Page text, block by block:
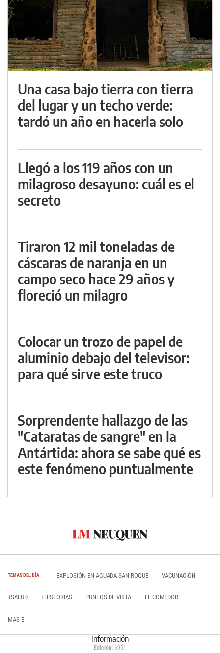
Una casa bajo tierra con tierra
del lugar y un techo verde:
tardó un año en hacerla solo
Llegó a los 119 años con un
milagroso desayuno: cuál es el
secreto
Tiraron 12 mil toneladas de
cáscaras de naranja en un
campo seco hace 29 años y
floreció un milagro
Colocar un trozo de papel de
aluminio debajo del televisor:
para qué sirve este truco
Sorprendente hallazgo de las
"Cataratas de sangre" en la
Antártida: ahora se sabe qué es
este fenómeno puntualmente
TEMAS DEL DÍA EXPLOSIÓN EN AGUADA SAN ROQUE VACUNACIÓN
+SALUD +HISTORIAS PUNTOS DE VISTA EL COMEDOR
MAS E
Información
Edición: 6951